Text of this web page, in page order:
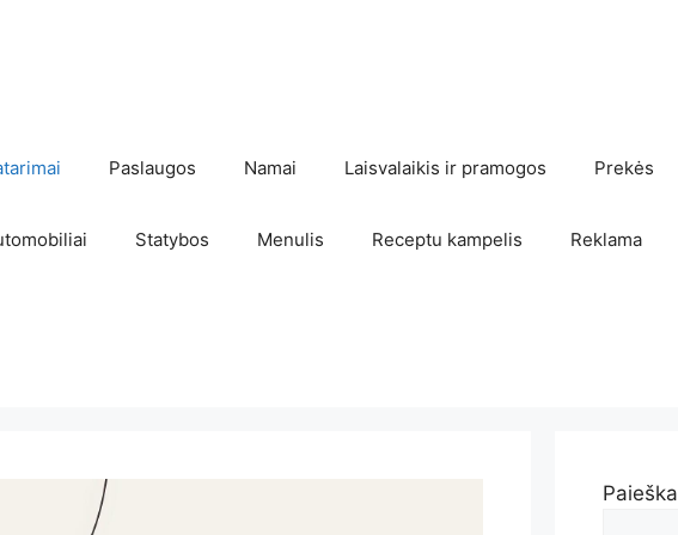
Paslaugos Namai Laisvalaikis ir pramogos Prekės
Statybos Menulis Receptu kampelis Reklama
Paieška